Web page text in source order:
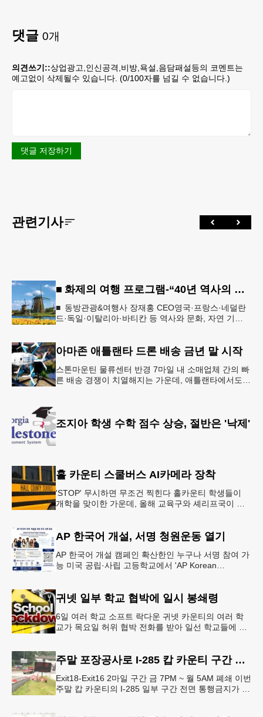
댓글 0개
의견쓰기::상업광고,인신공격,비방,욕설,음담패설등의 코멘트는
예고없이 삭제될수 있습니다. (0/100자를 넘길 수 없습니다.)
댓글 저장하기
관련기사
■ 화제의 여행 프로그램-“40년 역사의 신뢰… 서유럽 8개국 13일 대장정”
■ 동방관광&여행사 장재홍 CEO영국·프랑스·네덜란
드·독일·이탈리아·바티칸 등 역사와 문화, 자연 기
아마존 애틀랜타 드론 배송 금년 말 시작
스톤마운틴 물류센터 반경 7마일 내 소매업체 간의 빠
른 배송 경쟁이 치열해지는 가운데, 애틀랜타에서도
조지아 학생 수학 점수 상승, 절반은 '낙제'
홀 카운티 스쿨버스 AI카메라 장착
'STOP' 무시하면 무조건 찍힌다 홀카운티 학생들이
개학을 맞이한 가운데, 올해 교육구와 셰리프국이 학
AP 한국어 개설, 서명 청원운동 열기
AP 한국어 개설 캠페인 확산한인 누구나 서명 참여 가
능 미국 공립·사립 고등학교에서 'AP Korean
귀넷 일부 학교 협박에 일시 봉쇄령
6일 여러 학교 소프트 락다운 귀넷 카운티의 여러 학
교가 목요일 허위 협박 전화를 받아 일선 학교들에 일
주말 포장공사로 I-285 캅 카운티 구간 통행금지
Exit18-Exit16 2마일 구간 금 7PM ~ 월 5AM 폐쇄 이번
주말 캅 카운티의 I-285 일부 구간 전면 통행금지가 시